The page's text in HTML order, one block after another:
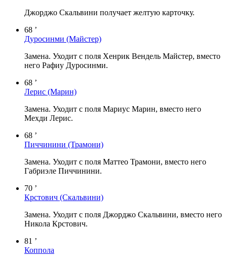
Джорджо Скальвини получает желтую карточку.
68 ’
Дуросинми (Майстер)
Замена. Уходит с поля Хенрик Вендель Майстер, вместо
него Рафиу Дуросинми.
68 ’
Лерис (Марин)
Замена. Уходит с поля Мариус Марин, вместо него
Мехди Лерис.
68 ’
Пиччинини (Трамони)
Замена. Уходит с поля Маттео Трамони, вместо него
Габриэле Пиччинини.
70 ’
Крстович (Скальвини)
Замена. Уходит с поля Джорджо Скальвини, вместо него
Никола Крстович.
81 ’
Коппола